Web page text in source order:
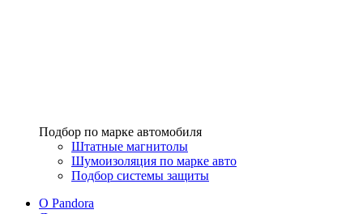
Подбор по марке автомобиля
Штатные магнитолы
Шумоизоляция по марке авто
Подбор системы защиты
O Pandora